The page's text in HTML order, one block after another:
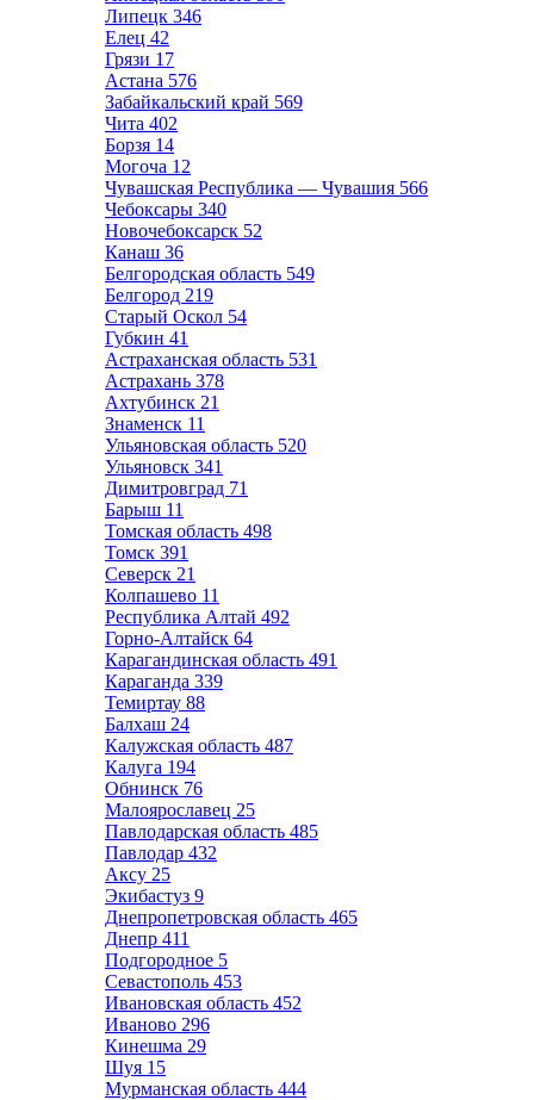
Липецк 346
Елец 42
Грязи 17
Астана 576
Забайкальский край 569
Чита 402
Борзя 14
Могоча 12
Чувашская Республика — Чувашия 566
Чебоксары 340
Новочебоксарск 52
Канаш 36
Белгородская область 549
Белгород 219
Старый Оскол 54
Губкин 41
Астраханская область 531
Астрахань 378
Ахтубинск 21
Знаменск 11
Ульяновская область 520
Ульяновск 341
Димитровград 71
Барыш 11
Томская область 498
Томск 391
Северск 21
Колпашево 11
Республика Алтай 492
Горно-Алтайск 64
Карагандинская область 491
Караганда 339
Темиртау 88
Балхаш 24
Калужская область 487
Калуга 194
Обнинск 76
Малоярославец 25
Павлодарская область 485
Павлодар 432
Аксу 25
Экибастуз 9
Днепропетровская область 465
Днепр 411
Подгородное 5
Севастополь 453
Ивановская область 452
Иваново 296
Кинешма 29
Шуя 15
Мурманская область 444